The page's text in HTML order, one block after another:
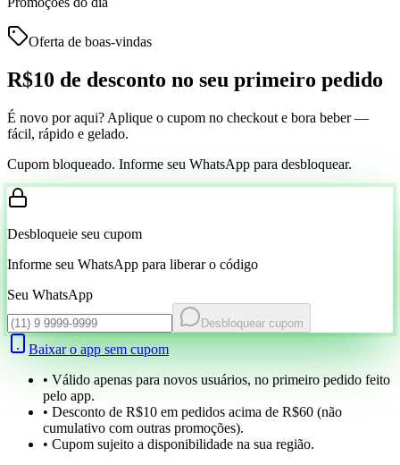
Oferta de boas-vindas
R$10 de desconto no seu primeiro pedido
É novo por aqui? Aplique o cupom no checkout e bora beber —
fácil, rápido e gelado.
Cupom bloqueado. Informe seu WhatsApp para desbloquear.
Desbloqueie seu cupom
Informe seu WhatsApp para liberar o código
Seu WhatsApp
Desbloquear cupom
Baixar o app sem cupom
• Válido apenas para novos usuários, no primeiro pedido feito
pelo app.
• Desconto de R$10 em pedidos acima de R$60 (não
cumulativo com outras promoções).
• Cupom sujeito a disponibilidade na sua região.